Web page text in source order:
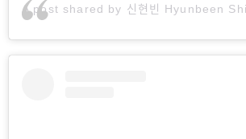
A post shared by 신현빈